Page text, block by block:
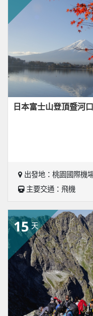
日本富士山登頂暨河
出發地：桃園國際機
主要交通：飛機
15 天